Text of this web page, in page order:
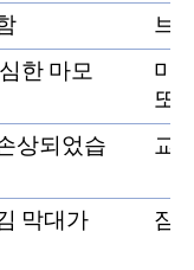
브
한 마모
마
또
상되었습
교
막대가 잠